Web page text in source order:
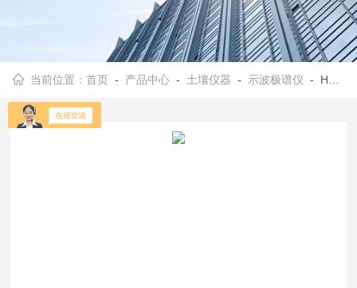
当前位置：首页 - 产品中心 - 土壤仪器 - 示波极谱仪 - HX-JP1000实验室钼含量检测 示波极谱仪（I型）